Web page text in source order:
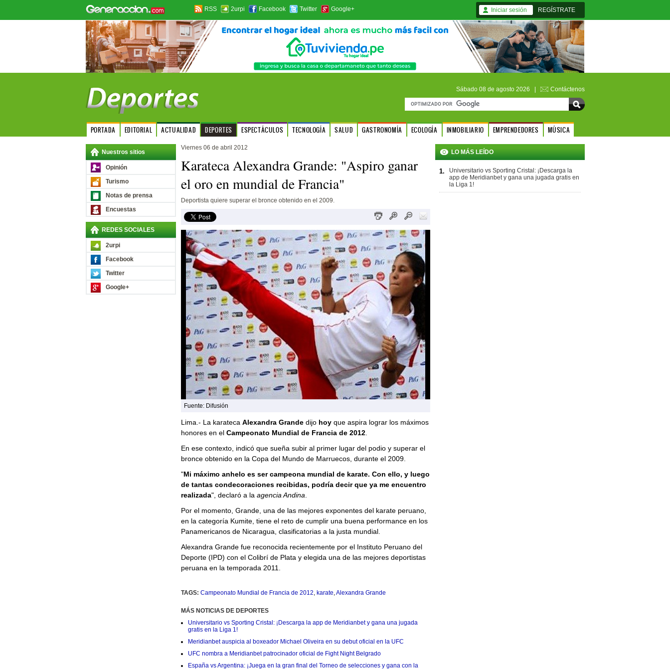
RSS 2urpi Facebook Twitter Google+ Iniciar sesión REGÍSTRATE
Sábado 08 de agosto 2026 | Contáctenos
PORTADA EDITORIAL ACTUALIDAD DEPORTES ESPECTÁCULOS TECNOLOGÍA SALUD GASTRONOMÍA ECOLOGÍA INMOBILIARIO EMPRENDEDORES MÚSICA
Nuestros sitios
Opinión
Turismo
Notas de prensa
Encuestas
REDES SOCIALES
2urpi
Facebook
Twitter
Google+
Viernes 06 de abril 2012
Karateca Alexandra Grande: "Aspiro ganar
el oro en mundial de Francia"
Deportista quiere superar el bronce obtenido en el 2009.
Fuente: Difusión
Lima.- La karateca Alexandra Grandedijo hoyque aspira lograr los máximos
honores en el Campeonato Mundial de Francia de 2012.
En ese contexto, indicó que sueña subir al primer lugar del podio y superar el
bronce obtenido en la Copa del Mundo de Marruecos, durante el 2009.
"Mi máximo anhelo es ser campeona mundial de karate. Con ello, y luego
de tantas condecoraciones recibidas, podría decir que ya me encuentro
realizada", declaró a la agencia Andina
Por el momento, Grande, una de las mejores exponentes del karate peruano,
en la categoría Kumite, tiene el reto de cumplir una buena performance en los
Panamericanos de Nicaragua, clasificatorias a la justa mundial.
Alexandra Grande fue reconocida recientemente por el Instituto Peruano del
Deporte (IPD) con el Colibrí de Plata y elegida una de las mejores deportistas
peruana en la temporada 2011.
TAGS: Campeonato Mundial de Francia de 2012, karate,Alexandra Grande
MÁS NOTICIAS DE DEPORTES
Universitario vs Sporting Cristal: ¡Descarga la app de Meridianbet y gana una jugada
gratis en la Liga 1!
Meridianbet auspicia al boxeador Michael Oliveira en su debut oficial en la UFC
UFC nombra a Meridianbet patrocinador oficial de Fight Night Belgrado
España vs Argentina: ¡Juega en la gran final del Torneo de selecciones y gana con la
LO MÁS LEÍDO
1.
Universitario vs Sporting Cristal: ¡Descarga la
app de Meridianbet y gana una jugada gratis en
la Liga 1!